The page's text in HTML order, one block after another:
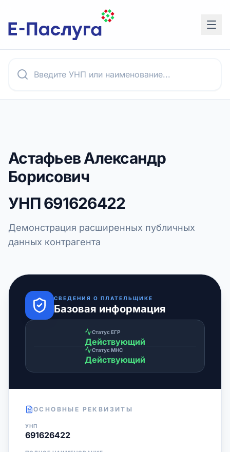
Астафьев Александр
Борисович
УНП691626422
Демонстрация расширенных публичных
данных контрагента
СВЕДЕНИЯ О ПЛАТЕЛЬЩИКЕ
Базовая информация
Статус ЕГР
Действующий
Статус МНС
Действующий
ОСНОВНЫЕ РЕКВИЗИТЫ
УНП
691626422